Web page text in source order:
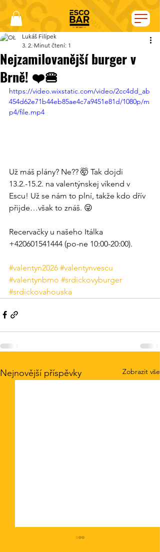
Nejzamilovanější burger v
Brně! ❤️🍔
Lukáš Filípek
3. 2. Minut čtení: 1
https://video.wixstatic.com/video/2cc4dd_ab
454d62e71b44eb85ae4c7a9451e81d/1080p/m
p4/file.mp4
Už máš plány? Ne?? 🤯 Tak dojdi
13.2.-15.2. na valentýnskej víkend v
Escu! Už se nám to plní, takže kdo dřív
přijde…však to znáš. 😜
Recervačky u našeho Itálka
+420601541444 (po-ne 10:00-20:00).
#valentyn2026 #valentynvescu
#valentynbrno #srdickovyburger
#srdickovahouska
Nejnovější příspěvky Zobrazit vše